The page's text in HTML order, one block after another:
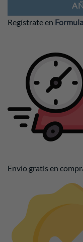
Regístrate en Formula
Envío gratis en